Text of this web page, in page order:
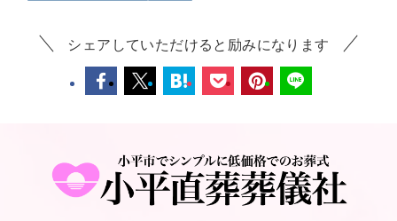
シェアしていただけると励みになります